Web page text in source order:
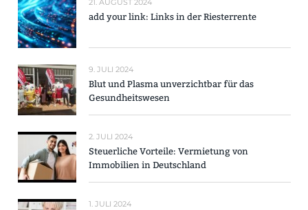
add your link: Links in der Riesterrente
9. JULI 2024
Blut und Plasma unverzichtbar für das
Gesundheitswesen
2. JULI 2024
Steuerliche Vorteile: Vermietung von
Immobilien in Deutschland
1. JULI 2024